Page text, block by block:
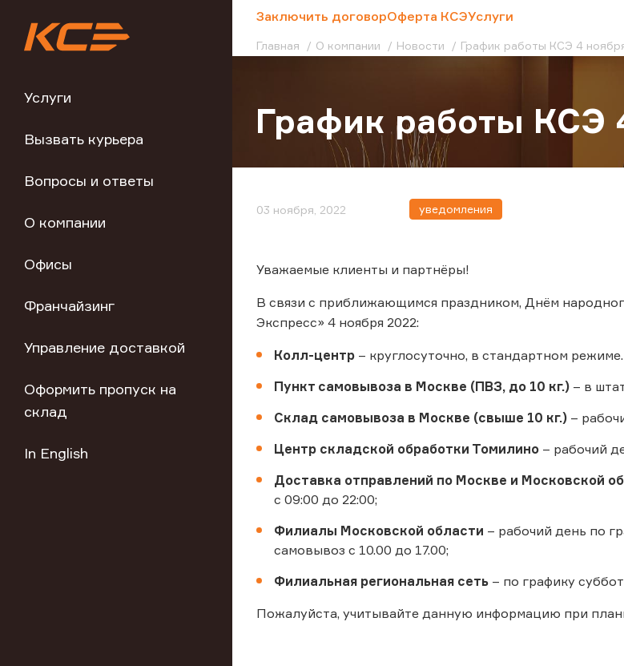
Услуги
Вызвать курьера
Вопросы и ответы
О компании
Офисы
Франчайзинг
Управление доставкой
Оформить пропуск на
склад
In English
Заключить договорОферта КСЭУслуги
Главная О компании Новости График работы КСЭ 4
График работы КСЭ
03 ноября, 2022 уведомления
Уважаемые клиенты и партнёры!
В связи с приближающимся праздником, Днём
Экспресс» 4 ноября 2022:
Колл-центр – круглосуточно, в стандартном режиме.
Пункт самовывоза в Москве (ПВЗ, до 10 кг.) – в
Склад самовывоза в Москве (свыше 10 кг.) –
Центр складской обработки Томилино – рабочий
Доставка отправлений по Москве и Московской
с 09:00 до 22:00;
Филиалы Московской области – рабочий день по
самовывоз с 10.00 до 17.00;
Филиальная региональная сеть – по графику
Пожалуйста, учитывайте данную информацию при